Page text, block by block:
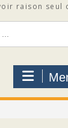
raison seul